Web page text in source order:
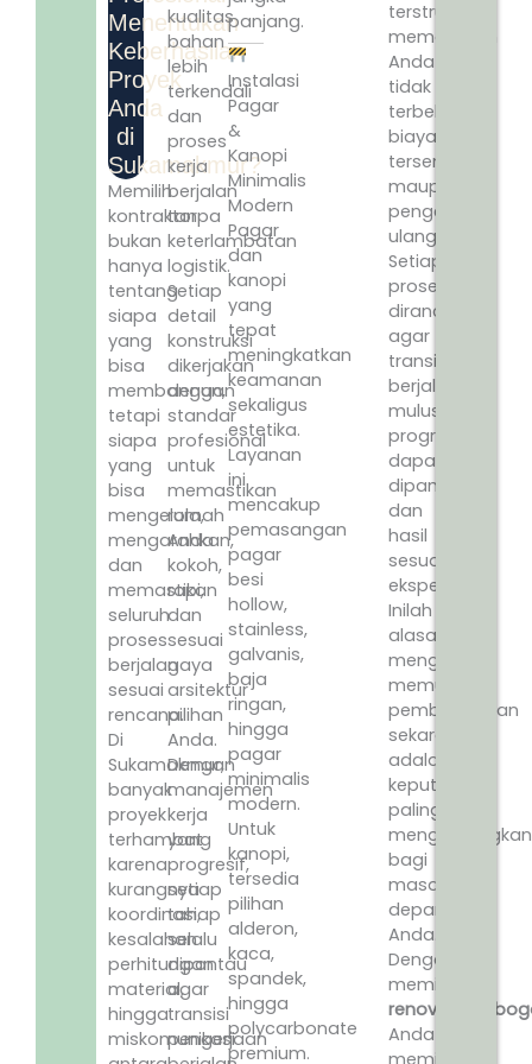
Menentukan
Keberhasilan
Proyek
Anda
di
Sukamakmur?
Memilih
kontraktor
bukan
hanya
tentang
siapa
yang
bisa
membangun,
tetapi
siapa
yang
bisa
mengelola,
mengarahkan,
dan
memastikan
seluruh
proses
berjalan
sesuai
rencana.
Di
Sukamakmur,
banyak
proyek
terhambat
karena
kurangnya
koordinasi,
kesalahan
perhitungan
material,
hingga
miskomunikasi
kualitas
bahan
lebih
terkendali
dan
proses
kerja
berjalan
tanpa
keterlambatan
logistik.
Setiap
detail
konstruksi
dikerjakan
dengan
standar
profesional
untuk
memastikan
rumah
Anda
kokoh,
rapi,
dan
sesuai
gaya
arsitektur
pilihan
Anda.
Dengan
manajemen
kerja
yang
progresif,
setiap
tahap
selalu
dipantau
agar
transisi
pengerjaan
panjang.
Instalasi
Pagar
&
Kanopi
Minimalis
Modern
Pagar
dan
kanopi
yang
tepat
meningkatkan
keamanan
sekaligus
estetika.
Layanan
ini
mencakup
pemasangan
pagar
besi
hollow,
stainless,
galvanis,
baja
ringan,
hingga
pagar
minimalis
modern.
Untuk
kanopi,
tersedia
pilihan
alderon,
kaca,
spandek,
hingga
polycarbonate
premium.
terstruktur
memastikan
Anda
tidak
terbebani
biaya
tersembunyi
maupun
pengerjaan
ulang.
Setiap
proses
dirancang
agar
transisi
berjalan
mulus,
progres
dapat
dipantau,
dan
hasil
sesuai
ekspektasi.
Inilah
alasan
mengapa
memulai
pembangunan
sekarang
adalah
keputusan
paling
menguntungkan
bagi
masa
depan
Anda.
Dengan
memilih
Anda
memilih